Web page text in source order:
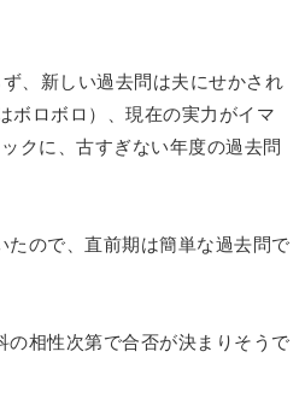
、新しい過去問は夫にせかされ
ボロボロ）、現在の実力がイマ
クに、古すぎない年度の過去問
ので、直前期は簡単な過去問で
相性次第で合否が決まりそうで